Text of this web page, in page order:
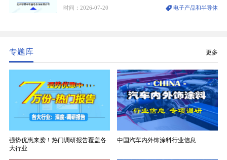
生产制造过程中不可或缺的核心基材。电子布具备高
时间：2026-07-20 电子产品和半导体
专题库 更多
强势优惠来袭！热门调研报告覆盖各
大行业
中国汽车内外饰涂料行业信息